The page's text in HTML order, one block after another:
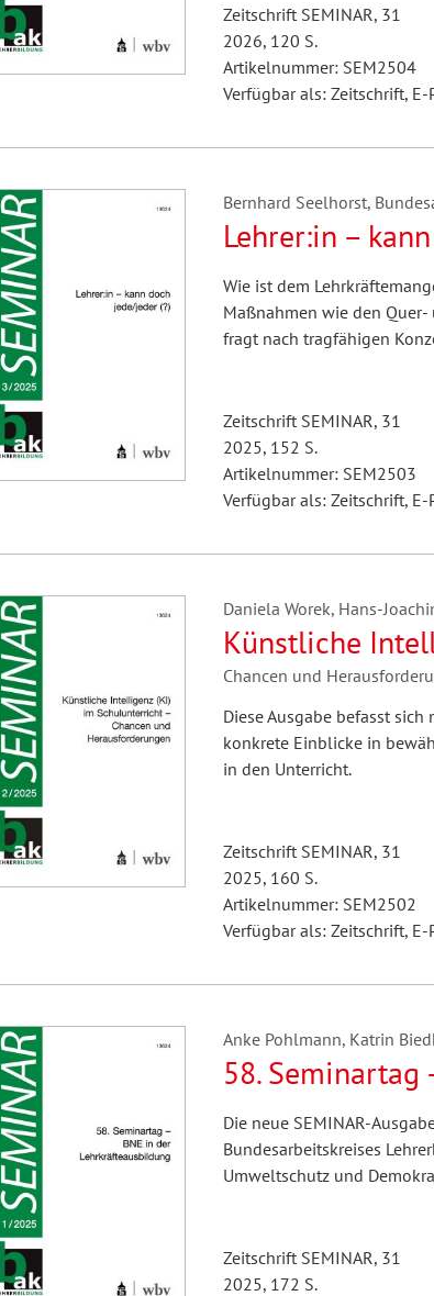
Zeitschrift SEMINAR, 31
2026, 120 S.
Artikelnummer: SEM2504
Verfügbar als: Zeitschrift, E-
Bernhard Seelhorst,
Lehrer:in –
Wie ist dem
Maßnahmen wie den
fragt nach tragfähigen
Zeitschrift SEMINAR, 31
2025, 152 S.
Artikelnummer: SEM2503
Verfügbar als: Zeitschrift, E-
Daniela Worek, Hans-
Künstliche
Chancen und
Diese Ausgabe befasst
konkrete Einblicke in
in den Unterricht.
Zeitschrift SEMINAR, 31
2025, 160 S.
Artikelnummer: SEM2502
Verfügbar als: Zeitschrift, E-
Anke Pohlmann, Katrin
58. Seminartag
Die neue SEMINAR-
Bundesarbeitskreises
Umweltschutz und
Zeitschrift SEMINAR, 31
2025, 172 S.